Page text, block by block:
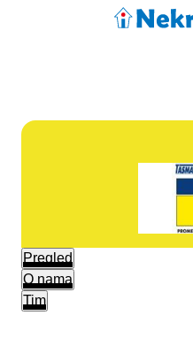
Pregled
O nama
Tim